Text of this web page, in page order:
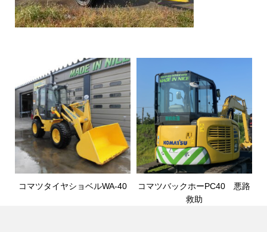
コマツタイヤショベルWA-40
コマツバックホーPC40 悪路
救助